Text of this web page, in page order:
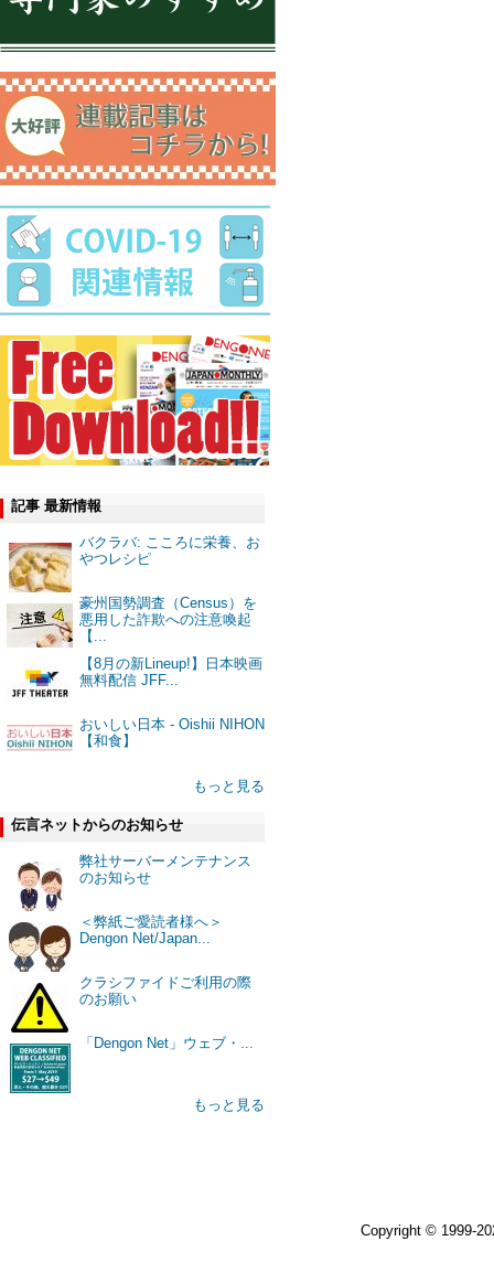
記事 最新情報
バクラバ: こころに栄養、お
やつレシピ
豪州国勢調査（Census）を
悪用した詐欺への注意喚起
【...
【8月の新Lineup!】日本映画
無料配信 JFF...
おいしい日本 - Oishii NIHON
【和食】
もっと見る
伝言ネットからのお知らせ
弊社サーバーメンテナンス
のお知らせ
＜弊紙ご愛読者様へ＞
Dengon Net/Japan...
クラシファイドご利用の際
のお願い
「Dengon Net」ウェブ・...
もっと見る
Copyright © 1999-